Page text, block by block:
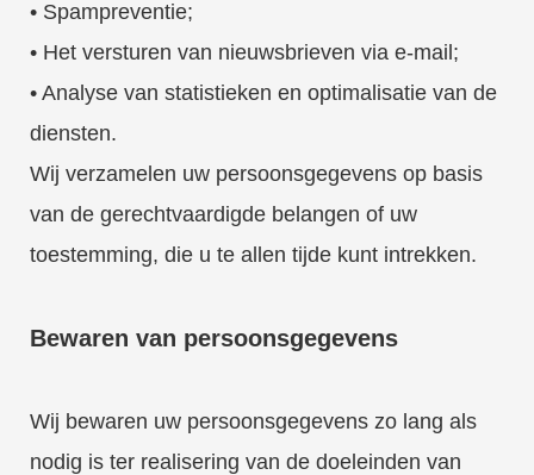
• Spampreventie;
• Het versturen van nieuwsbrieven via e-mail;
• Analyse van statistieken en optimalisatie van de
diensten.
Wij verzamelen uw persoonsgegevens op basis
van de gerechtvaardigde belangen of uw
toestemming, die u te allen tijde kunt intrekken.
Bewaren van persoonsgegevens
Wij bewaren uw persoonsgegevens zo lang als
nodig is ter realisering van de doeleinden van